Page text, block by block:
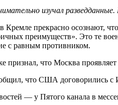
изучал
Кремле прекрасно осознают,
преимуществ». Это те
с равным противником.
признал, что Москва
что США договорились с
— у Пятого канала в